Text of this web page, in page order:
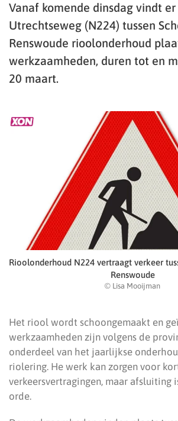
Vanaf komende dinsdag vindt
Utrechtseweg (N224) tussen
Renswoude rioolonderhoud
werkzaamheden, duren tot en
20 maart.
Rioolonderhoud N224 vertraagt verkeer
Renswoude
© Lisa Mooijman
Het riool wordt schoongemaakt en
werkzaamheden zijn volgens de
onderdeel van het jaarlijkse
riolering. He werk kan zorgen voor
verkeersvertragingen, maar afsluiting
orde.